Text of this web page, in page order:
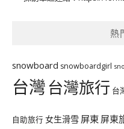
熱
snowboard snowboardgirl
台灣台灣旅行 台
自助旅行 女生滑雪 屏東 屏東